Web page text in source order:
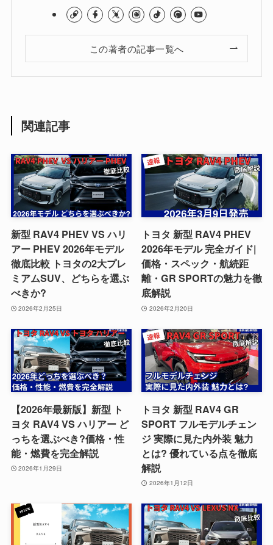
この著者の記事一覧へ
関連記事
新型 RAV4 PHEV VS ハリ
アー PHEV 2026年モデル
徹底比較 トヨタの2大プレ
ミアムSUV、どちらを選ぶ
べきか?
2026年2月25日
トヨタ 新型 RAV4 PHEV
2026年モデル 完全ガイド|
価格・スペック・航続距
離・GR SPORTの魅力を徹
底解説
2026年2月20日
【2026年最新版】新型 ト
ヨタ RAV4 VS ハリアー ど
っちを選ぶべき?価格・性
能・燃費を完全解説
2026年1月29日
トヨタ 新型 RAV4 GR
SPORT フルモデルチェン
ジ 実際に見た内外装 魅力
とは? 優れている点を徹底
解説
2026年1月12日